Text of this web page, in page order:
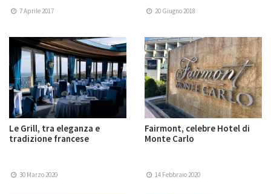
7 Aprile 2017 20 Giugno 2018
Le Grill, tra eleganza e
tradizione francese
30 Marzo 2020
Fairmont, celebre Hotel di
Monte Carlo
14 Febbraio 2020